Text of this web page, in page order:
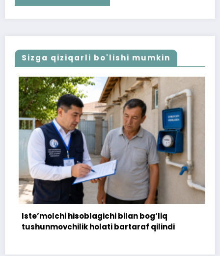
Sizga qiziqarli bo'lishi mumkin
hisoblagichi bilan bog‘liq
holati bartaraf qilindi